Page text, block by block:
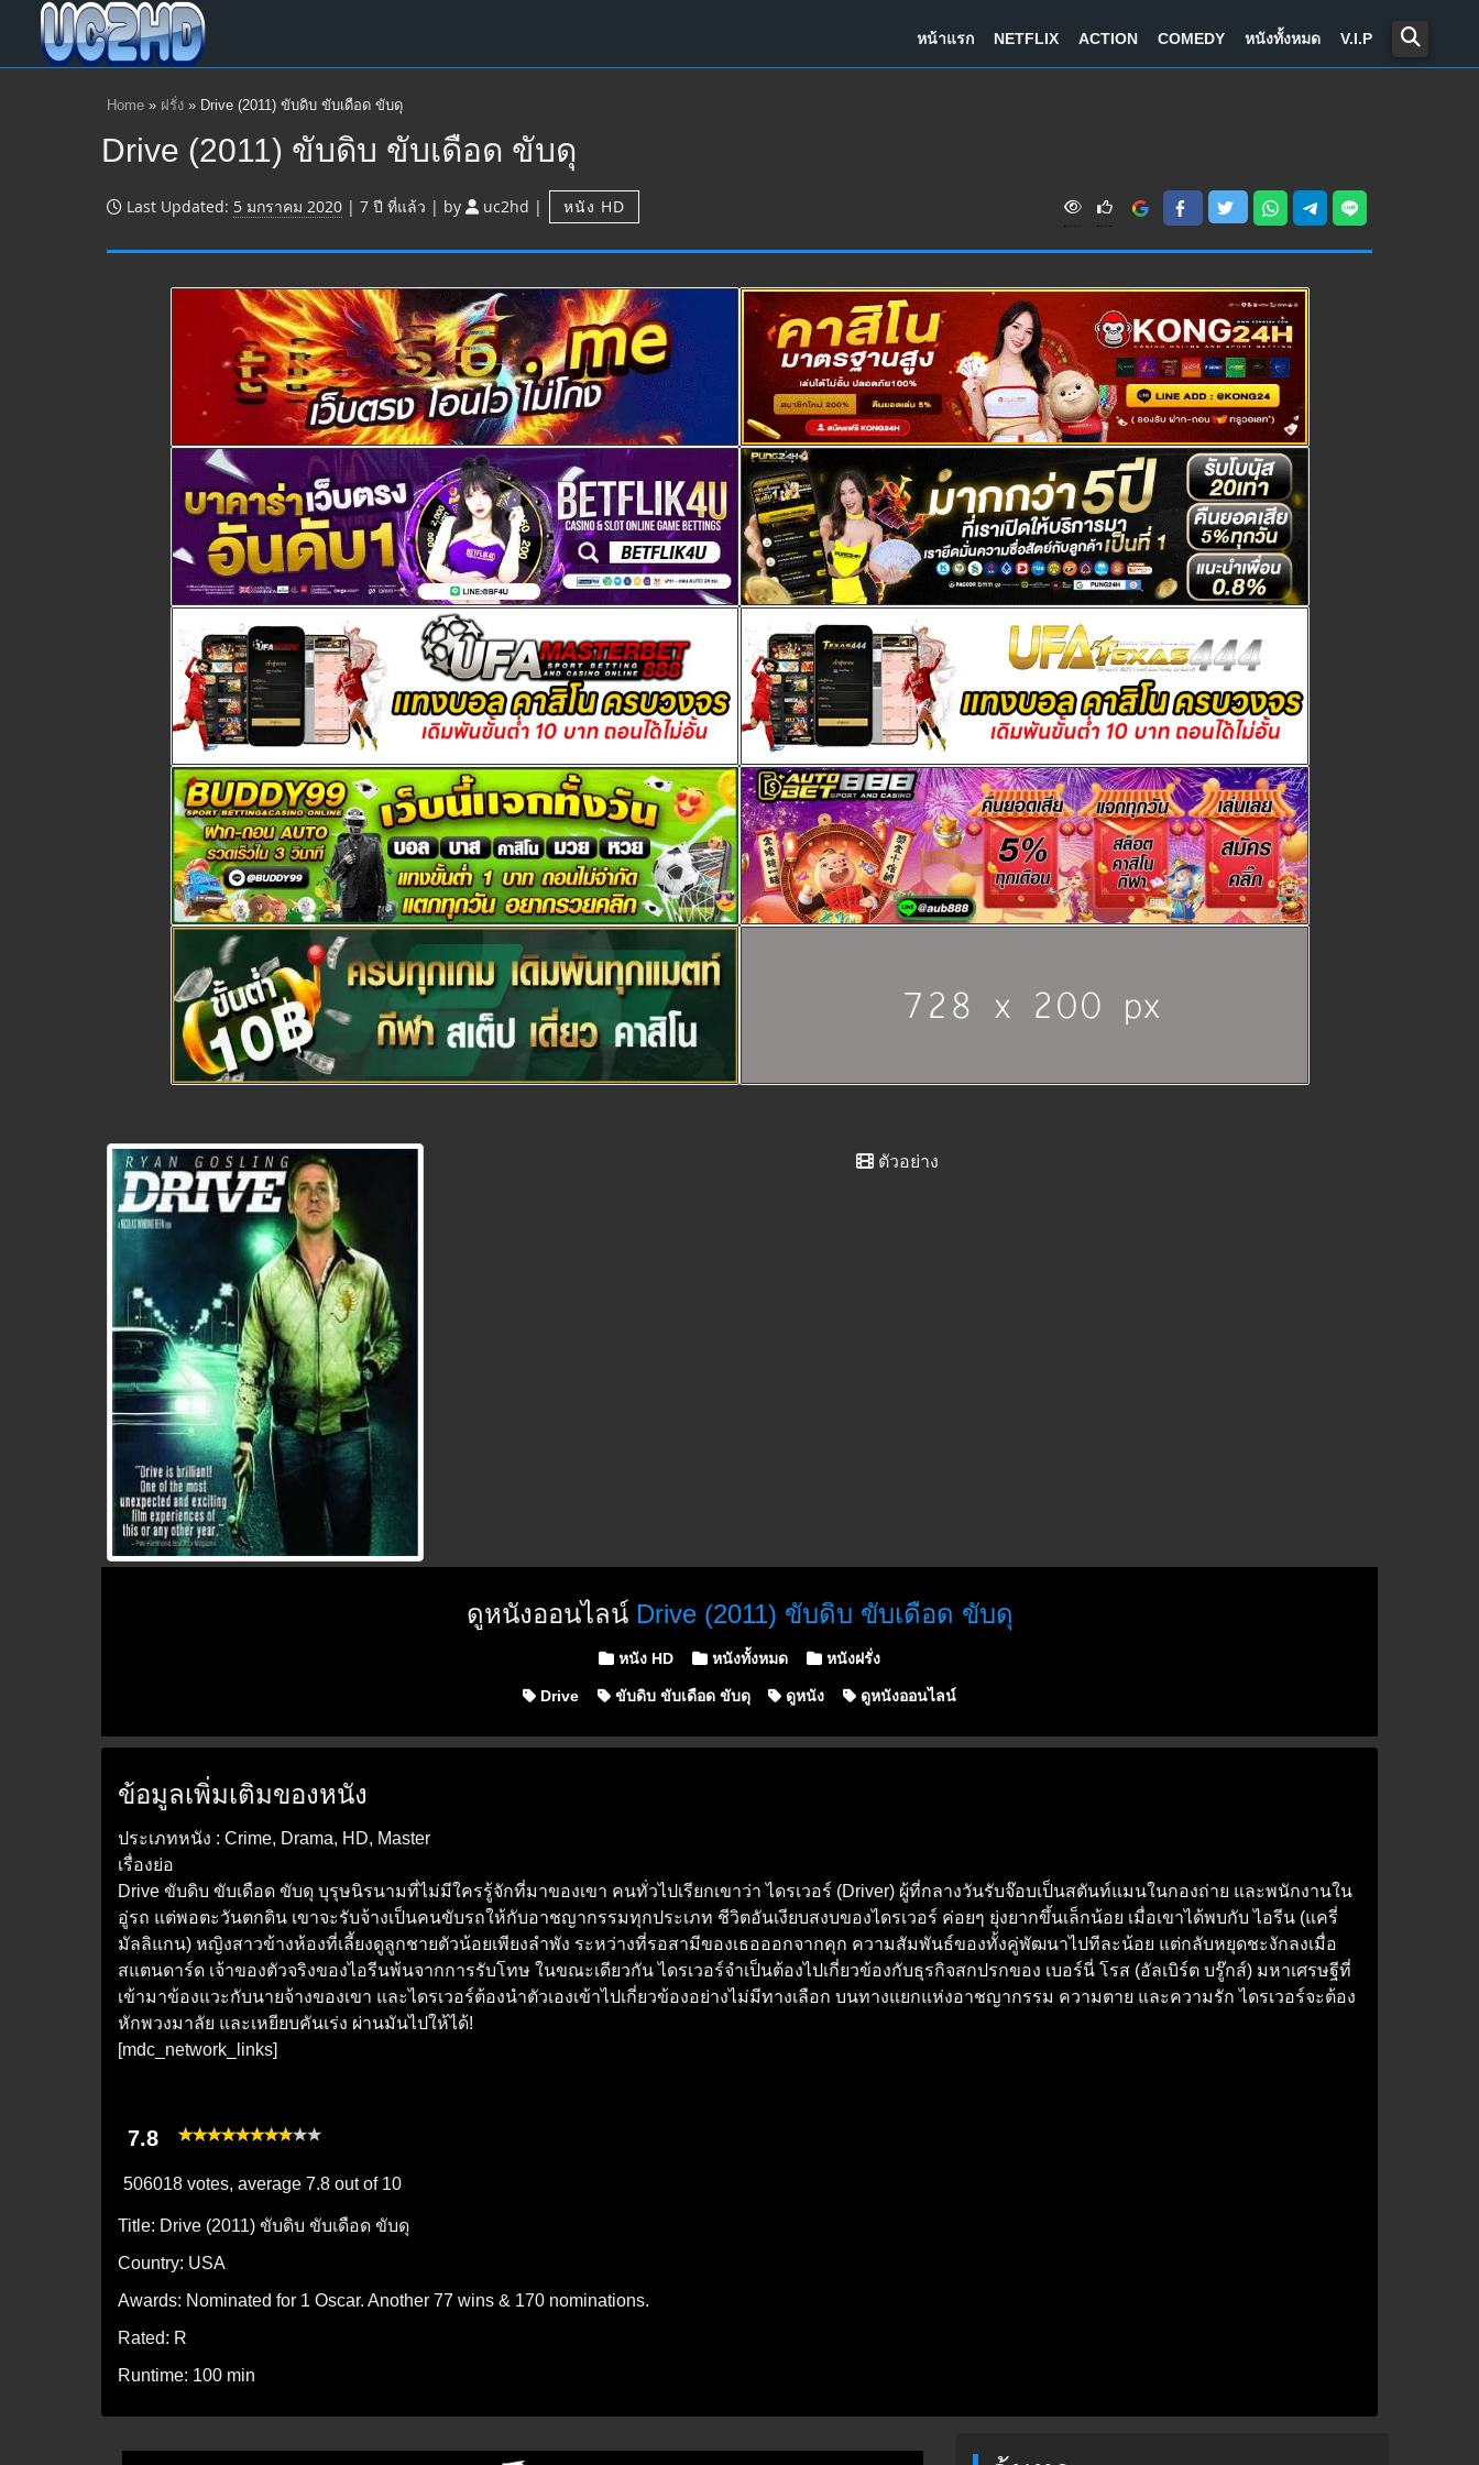
หน้าแรก NETFLIX ACTION COMEDY หนังทั้งหมด V.I.P
Home » ฝรั่ง » Drive (2011) ขับดิบ ขับเดือด ขับดุ
Drive (2011) ขับดิบ ขับเดือด ขับดุ
Last Updated: 5 มกราคม 2020 | 7 ปี ที่แล้ว | by uc2hd | หนัง HD
V
w
s
ตัวอย่าง
ดูหนังออนไลน์ Drive (2011) ขับดิบ ขับเดือด ขับดุ
Posted in
หนัง HD หนังทั้งหมด หนังฝรั่ง
Drive ขับดิบ ขับเดือด ขับดุ ดูหนัง ดูหนังออนไลน์
ข้อมูลเพิ่มเติมของหนัง
ประเภทหนัง : Crime, Drama, HD, Master
เรื่องย่อ
Drive ขับดิบ ขับเดือด ขับดุ บุรุษนิรนามที่ไม่มีใครรู้จักที่มาของเขา คนทั่วไปเรียกเขาว่า ไดรเวอร์ (Driver) ผู้ที่กลางวันรับจ๊อบเป็นสตันท์แมนในกองถ่าย และพนักงานใน
อู่รถ แต่พอตะวันตกดิน เขาจะรับจ้างเป็นคนขับรถให้กับอาชญากรรมทุกประเภท ชีวิตอันเงียบสงบของไดรเวอร์ ค่อยๆ ยุ่งยากขึ้นเล็กน้อย เมื่อเขาได้พบกับ ไอรีน (แครี่
มัลลิแกน) หญิงสาวข้างห้องที่เลี้ยงดูลูกชายตัวน้อยเพียงลำพัง ระหว่างที่รอสามีของเธอออกจากคุก ความสัมพันธ์ของทั้งคู่พัฒนาไปทีละน้อย แต่กลับหยุดชะงักลงเมื่อ
สแตนดาร์ด เจ้าของตัวจริงของไอรีนพ้นจากการรับโทษ ในขณะเดียวกัน ไดรเวอร์จำเป็นต้องไปเกี่ยวข้องกับธุรกิจสกปรกของ เบอร์นี่ โรส (อัลเบิร์ต บรู๊กส์) มหาเศรษฐีที่
เข้ามาข้องแวะกับนายจ้างของเขา และไดรเวอร์ต้องนำตัวเองเข้าไปเกี่ยวข้องอย่างไม่มีทางเลือก บนทางแยกแห่งอาชญากรรม ความตาย และความรัก ไดรเวอร์จะต้อง
หักพวงมาลัย และเหยียบคันเร่ง ผ่านมันไปให้ได้!
[mdc_network_links]
7.8
506018 votes, average 7.8 out of 10
Title: Drive (2011) ขับดิบ ขับเดือด ขับดุ
Country: USA
Awards: Nominated for 1 Oscar. Another 77 wins & 170 nominations.
Rated: R
Runtime: 100 min